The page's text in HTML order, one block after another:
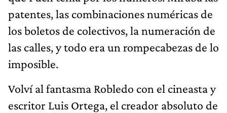
patentes, las combinaciones numéricas de
los boletos de colectivos, la numeración de
las calles, y todo era un rompecabezas de lo
imposible.
Volví al fantasma Robledo con el cineasta y
escritor Luis Ortega, el creador absoluto de